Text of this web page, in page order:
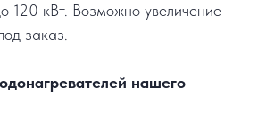
120 кВт. Возможно увеличение
заказ.
нашего